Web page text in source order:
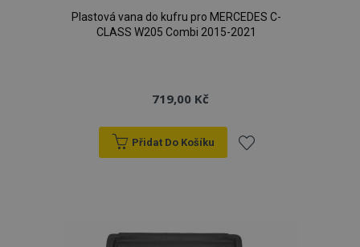
Plastová vana do kufru pro MERCEDES C-
CLASS W205 Combi 2015-2021
719,00 Kč
Přidat Do Košíku
oblíbeným